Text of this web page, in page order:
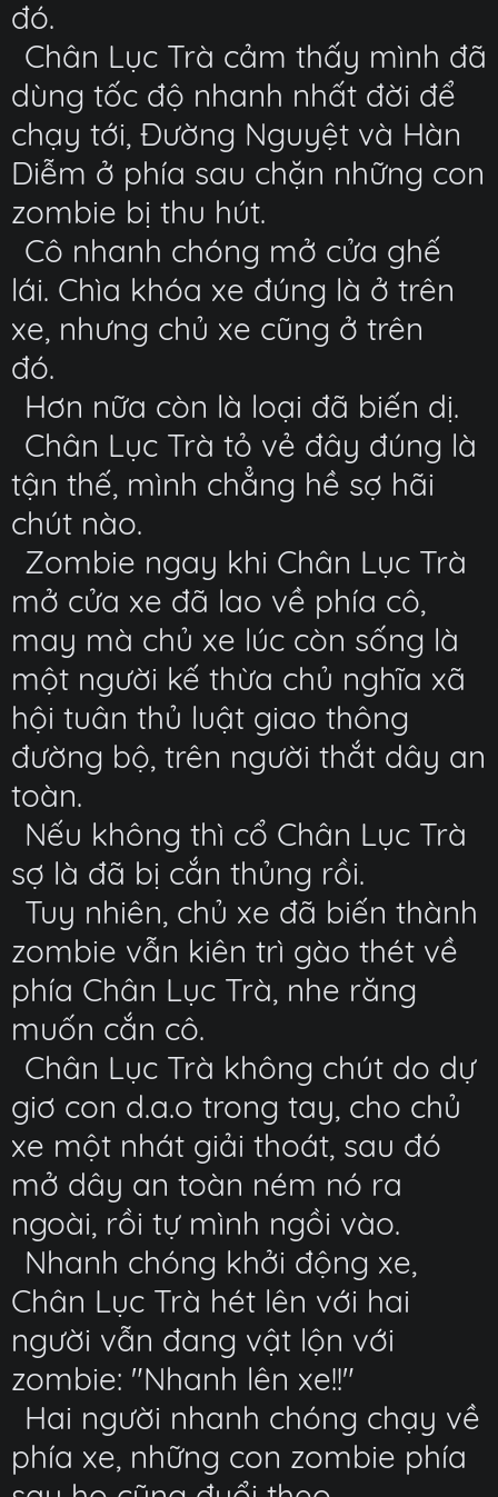
đó.
Chân Lục Trà cảm thấy mình đã
dùng tốc độ nhanh nhất đời để
chạy tới, Đường Nguyệt và Hàn
Diễm ở phía sau chặn những con
zombie bị thu hút.
Cô nhanh chóng mở cửa ghế
lái. Chìa khóa xe đúng là ở trên
xe, nhưng chủ xe cũng ở trên
đó.
Hơn nữa còn là loại đã biến dị.
Chân Lục Trà tỏ vẻ đây đúng là
tận thế, mình chẳng hề sợ hãi
chút nào.
Zombie ngay khi Chân Lục Trà
mở cửa xe đã lao về phía cô,
may mà chủ xe lúc còn sống là
một người kế thừa chủ nghĩa xã
hội tuân thủ luật giao thông
đường bộ, trên người thắt dây an
toàn.
Nếu không thì cổ Chân Lục Trà
sợ là đã bị cắn thủng rồi.
Tuy nhiên, chủ xe đã biến thành
zombie vẫn kiên trì gào thét về
phía Chân Lục Trà, nhe răng
muốn cắn cô.
Chân Lục Trà không chút do dự
giơ con d.a.o trong tay, cho chủ
xe một nhát giải thoát, sau đó
mở dây an toàn ném nó ra
ngoài, rồi tự mình ngồi vào.
Nhanh chóng khởi động xe,
Chân Lục Trà hét lên với hai
người vẫn đang vật lộn với
zombie: "Nhanh lên xe!!"
Hai người nhanh chóng chạy về
phía xe, những con zombie phía